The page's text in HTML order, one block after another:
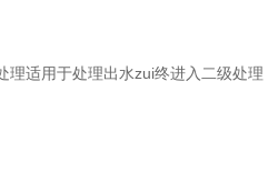
适用于处理出水zui终进入二级处理